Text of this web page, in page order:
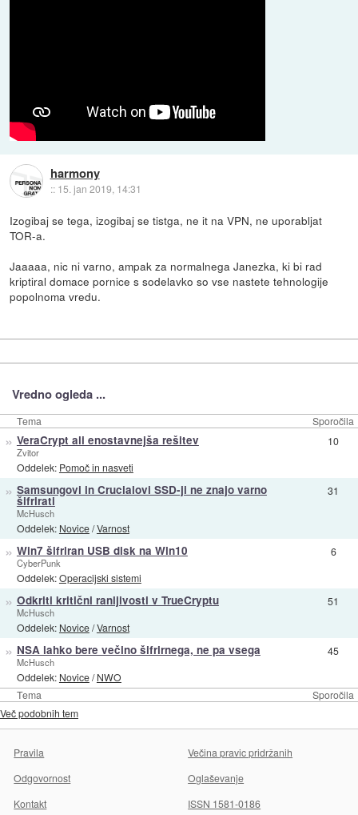
harmony
:: 15. jan 2019, 14:31
Izogibaj se tega, izogibaj se tistga, ne it na VPN, ne uporabljat
TOR-a.
Jaaaaa, nic ni varno, ampak za normalnega Janezka, ki bi rad
kriptiral domace pornice s sodelavko so vse nastete tehnologije
popolnoma vredu.
Vredno ogleda ...
Tema Sporočila
Tema Sporočila
» VeraCrypt ali enostavnejša rešitev
Zvitor
Oddelek: Pomoč in nasveti
10
» Samsungovi in Crucialovi SSD-ji ne znajo varno
šifrirati
McHusch
Oddelek: Novice/Varnost
31
» Win7 šifriran USB disk na Win10
CyberPunk
Oddelek:Operacijski sistemi
6
» Odkriti kritični ranljivosti v TrueCryptu
McHusch
Oddelek: Novice/Varnost
51
» NSA lahko bere večino šifrirnega, ne pa vsega
McHusch
Oddelek: Novice/NWO
45
Več podobnih tem
Pravila
Večina pravic pridržanih
Odgovornost
Oglaševanje
Kontakt
ISSN 1581-0186